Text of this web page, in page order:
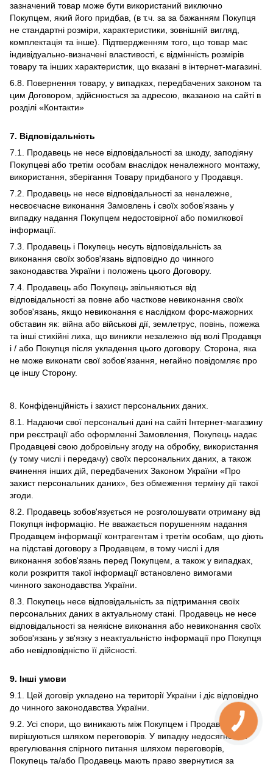
зазначений товар може бути використаний виключно
Покупцем, який його придбав, (в т.ч. за за бажанням Покупця
не стандартні розміри, характеристики, зовнішній вигляд,
комплектація та інше). Підтвердженням того, що товар має
індивідуально-визначені властивості, є відмінність розмірів
товару та інших характеристик, що вказані в інтернет-магазині.
6.8. Повернення товару, у випадках, передбачених законом та
цим Договором, здійснюється за адресою, вказаною на сайті в
розділі «Контакти»
7. Відповідальність
7.1. Продавець не несе відповідальності за шкоду, заподіяну
Покупцеві або третім особам внаслідок неналежного монтажу,
використання, зберігання Товару придбаного у Продавця.
7.2. Продавець не несе відповідальності за неналежне,
несвоєчасне виконання Замовлень і своїх зобов’язань у
випадку надання Покупцем недостовірної або помилкової
інформації.
7.3. Продавець і Покупець несуть відповідальність за
виконання своїх зобов'язань відповідно до чинного
законодавства України і положень цього Договору.
7.4. Продавець або Покупець звільняються від
відповідальності за повне або часткове невиконання своїх
зобов'язань, якщо невиконання є наслідком форс-мажорних
обставин як: війна або військові дії, землетрус, повінь, пожежа
та інші стихійні лиха, що виникли незалежно від волі Продавця
і / або Покупця після укладення цього договору. Сторона, яка
не може виконати свої зобов'язання, негайно повідомляє про
це іншу Сторону.
8. Конфіденційність і захист персональних даних.
8.1. Надаючи свої персональні дані на сайті Інтернет-магазину
при реєстрації або оформленні Замовлення, Покупець надає
Продавцеві свою добровільну згоду на обробку, використання
(у тому числі і передачу) своїх персональних даних, а також
вчинення інших дій, передбачених Законом України «Про
захист персональних даних», без обмеження терміну дії такої
згоди.
8.2. Продавець зобов'язується не розголошувати отриману від
Покупця інформацію. Не вважається порушенням надання
Продавцем інформації контрагентам і третім особам, що діють
на підставі договору з Продавцем, в тому числі і для
виконання зобов'язань перед Покупцем, а також у випадках,
коли розкриття такої інформації встановлено вимогами
чинного законодавства України.
8.3. Покупець несе відповідальність за підтримання своїх
персональних даних в актуальному стані. Продавець не несе
відповідальності за неякісне виконання або невиконання своїх
зобов'язань у зв'язку з неактуальністю інформації про Покупця
або невідповідністю її дійсності.
9. Інші умови
9.1. Цей договір укладено на території України і діє відповідно
до чинного законодавства України.
9.2. Усі спори, що виникають між Покупцем і Продавцем,
вирішуються шляхом переговорів. У випадку недосягнення
врегулювання спірного питання шляхом переговорів,
Покупець та/або Продавець мають право звернутися за